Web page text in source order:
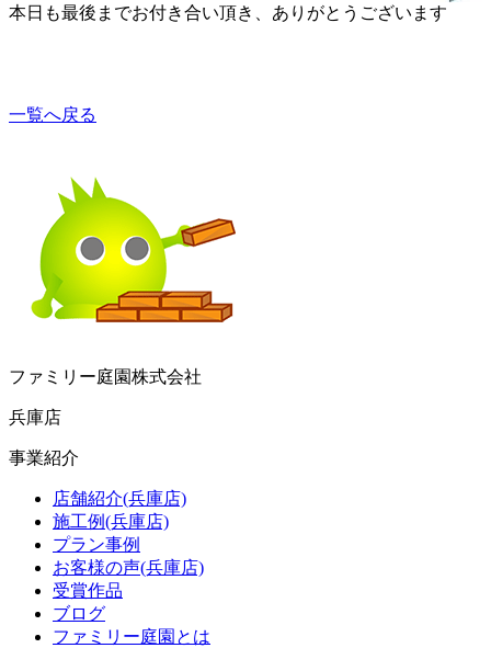
本日も最後までお付き合い頂き、ありがとうございます
一覧へ戻る
ファミリー庭園株式会社
兵庫店
事業紹介
店舗紹介(兵庫店)
施工例(兵庫店)
プラン事例
お客様の声(兵庫店)
受賞作品
ブログ
ファミリー庭園とは